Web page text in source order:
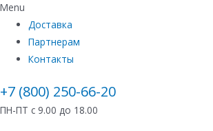
Menu
Доставка
Партнерам
Контакты
+7 (800) 250-66-20
ПН-ПТ с 9.00 до 18.00